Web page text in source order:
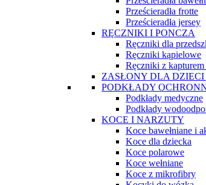
Prześcieradła frotte
Prześcieradła jersey
RĘCZNIKI I PONCZA
Ręczniki dla
Ręczniki kąpielowe
Ręczniki z kapturem
ZASŁONY DLA
PODKŁADY
Podkłady medyczne
Podkłady
KOCE I NARZUTY
Koce bawełniane i
Koce dla dziecka
Koce polarowe
Koce wełniane
Koce z mikrofibry